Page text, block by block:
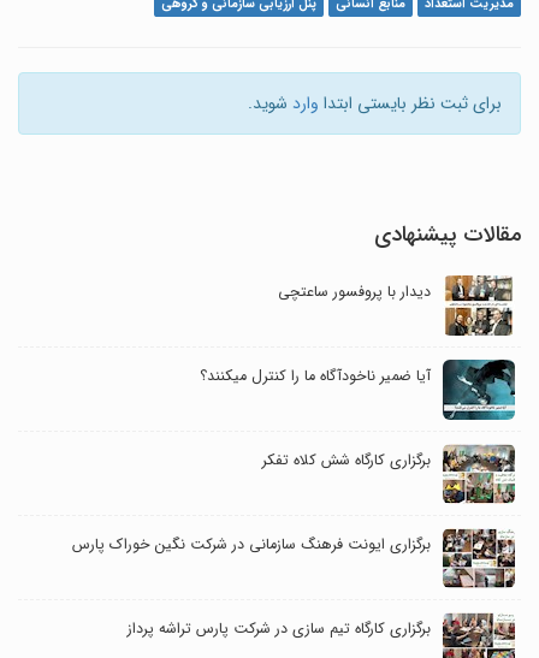
برای ثبت نظر بایستی ابتدا وارد شوید.
مقالات پیشنهادی
دیدار با پروفسور ساعتچی
آیا ضمیر ناخودآگاه ما را کنترل می‎کنند؟
برگزاری کارگاه شش کلاه تفکر
برگزاری ایونت فرهنگ سازمانی در شرکت نگین خوراک پارس
برگزاری کارگاه تیم سازی در شرکت پارس تراشه پرداز